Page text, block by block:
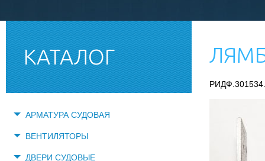
КАТАЛОГ
АРМАТУРА СУДОВАЯ
ВЕНТИЛЯТОРЫ
ДВЕРИ СУДОВЫЕ